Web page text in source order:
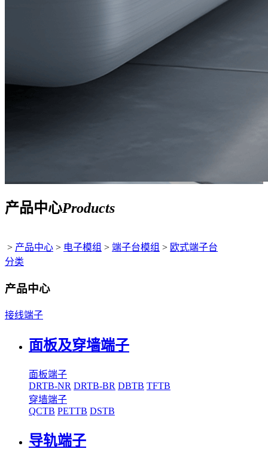
产品中心Products
> 产品中心 > 电子模组 > 端子台模组 > 欧式端子台
分类
产品中心
接线端子
面板及穿墙端子
面板端子
DRTB-NR DRTB-BR DBTB TFTB
穿墙端子
QCTB PETTB DSTB
导轨端子